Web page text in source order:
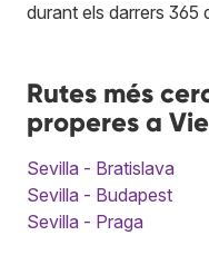
durant els darrers 365
Rutes més
properes a
Sevilla - Bratislava
Sevilla - Budapest
Sevilla - Praga